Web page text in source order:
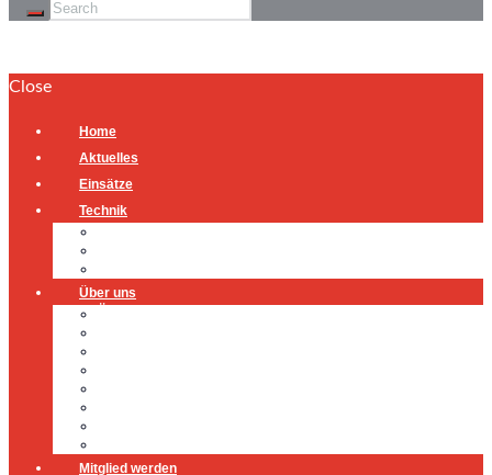
Close
Home
Aktuelles
Einsätze
Technik
Über uns
Mitglied werden